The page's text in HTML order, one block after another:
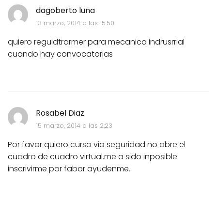
dagoberto luna
13 marzo, 2014 a las 15:50
quiero reguidtrarmer para mecanica indrusrrial
cuando hay convocatorias
Rosabel Diaz
15 marzo, 2014 a las 2:23
Por favor quiero curso vio seguridad no abre el
cuadro de cuadro virtual.me a sido inposible
inscrivirme por fabor ayudenme.